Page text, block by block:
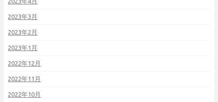
2023年3月
2023年2月
2023年1月
2022年12月
2022年11月
2022年10月